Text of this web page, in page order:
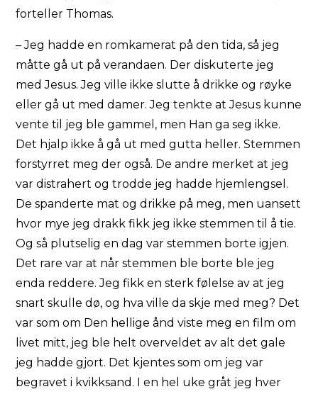
forteller Thomas.
– Jeg hadde en romkamerat på den tida, så jeg
måtte gå ut på verandaen. Der diskuterte jeg
med Jesus. Jeg ville ikke slutte å drikke og røyke
eller gå ut med damer. Jeg tenkte at Jesus kunne
vente til jeg ble gammel, men Han ga seg ikke.
Det hjalp ikke å gå ut med gutta heller. Stemmen
forstyrret meg der også. De andre merket at jeg
var distrahert og trodde jeg hadde hjemlengsel.
De spanderte mat og drikke på meg, men uansett
hvor mye jeg drakk fikk jeg ikke stemmen til å tie.
Og så plutselig en dag var stemmen borte igjen.
Det rare var at når stemmen ble borte ble jeg
enda reddere. Jeg fikk en sterk følelse av at jeg
snart skulle dø, og hva ville da skje med meg? Det
var som om Den hellige ånd viste meg en film om
livet mitt, jeg ble helt overveldet av alt det gale
jeg hadde gjort. Det kjentes som om jeg var
begravet i kvikksand. I en hel uke gråt jeg hver